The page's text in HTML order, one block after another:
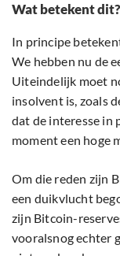
Wat betekent dit?
In principe
We hebben nu de
Uiteindelijk moet
insolvent is, zoals
dat de interesse in
moment een hoge
Om die reden zijn
een duikvlucht
zijn Bitcoin-
vooralsnog echter